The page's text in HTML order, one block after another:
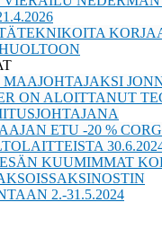
ON ALOITTANUT
ETU -20 %
KUUMIMMAT
2.-31.5.2024